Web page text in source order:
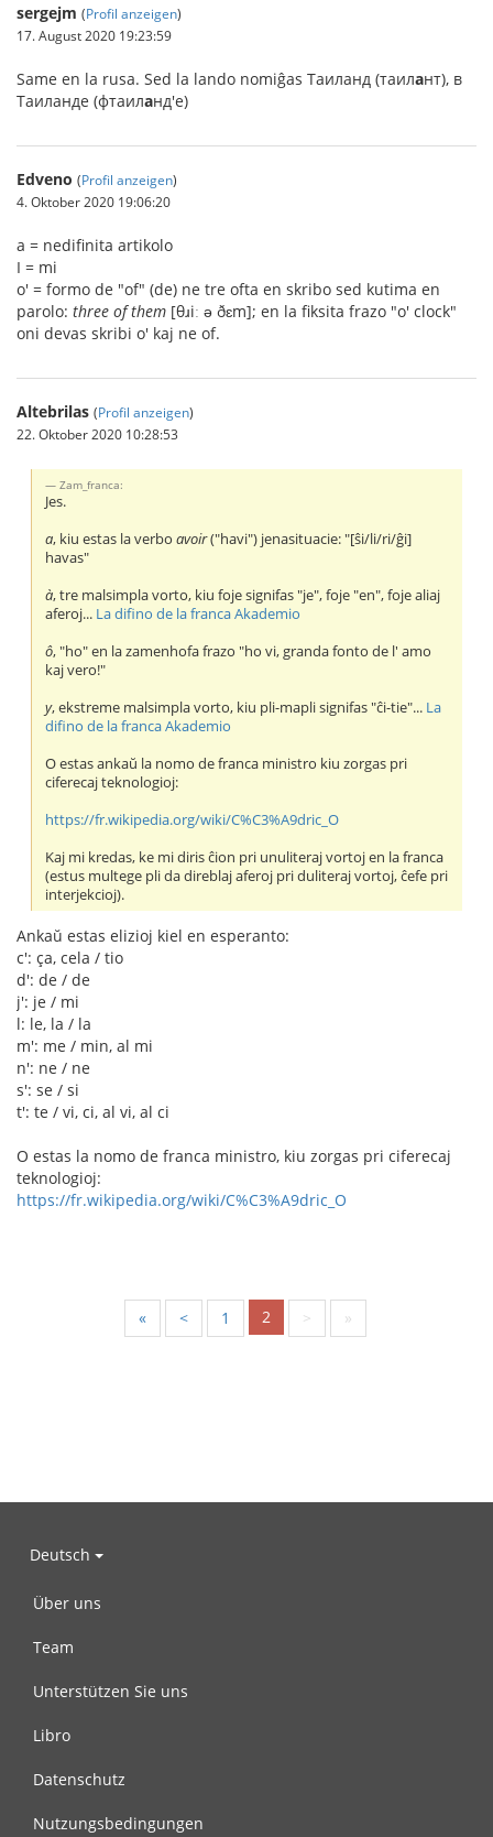
sergejm (Profil anzeigen)
17. August 2020 19:23:59
Same en la rusa. Sed la lando nomiĝas Таиланд (таилант), в
Таиланде (фтаиланд'е)
Edveno (Profil anzeigen)
4. Oktober 2020 19:06:20
a = nedifinita artikolo
I = mi
o' = formo de "of" (de) ne tre ofta en skribo sed kutima en
parolo: three of them [θɹiː ə ðɛm]; en la fiksita frazo "o' clock"
oni devas skribi o' kaj ne of.
Altebrilas (Profil anzeigen)
22. Oktober 2020 10:28:53
Zam_franca:
Jes.
a, kiu estas la verboavoir("havi") jenasituacie: "[ŝi/li/ri/ĝi]
havas"
à, tre malsimpla vorto, kiu foje signifas "je", foje "en", foje aliaj
aferoj... La difino de la franca Akademio
ô, "ho" en la zamenhofa frazo "ho vi, granda fonto de l' amo
kaj vero!"
y, ekstreme malsimpla vorto, kiu pli-mapli signifas "ĉi-tie"... La
difino de la franca Akademio
O estas ankaŭ la nomo de franca ministro kiu zorgas pri
ciferecaj teknologioj:
https://fr.wikipedia.org/wiki/C%C3%A9dric_O
Kaj mi kredas, ke mi diris ĉion pri unuliteraj vortoj en la franca
(estus multege pli da direblaj aferoj pri duliteraj vortoj, ĉefe pri
interjekcioj).
Ankaŭ estas elizioj kiel en esperanto:
c': ça, cela / tio
d': de / de
j': je / mi
l: le, la / la
m': me / min, al mi
n': ne / ne
s': se / si
t': te / vi, ci, al vi, al ci
O estas la nomo de franca ministro, kiu zorgas pri ciferecaj
teknologioj:
https://fr.wikipedia.org/wiki/C%C3%A9dric_O
« < 1 2 > »
Deutsch
Über uns
Team
Unterstützen Sie uns
Libro
Datenschutz
Nutzungsbedingungen